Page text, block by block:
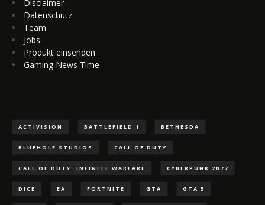
Disclaimer
Datenschutz
Team
Jobs
Produkt einsenden
Gaming News Time
ACTIVISION BATTLEFIELD 1 BETHESDA
BLUEHOLE STUDIOS CALL OF DUTY
CALL OF DUTY: INFINITE WARFARE CYBERPUNK 2077
DICE EA FORTNITE GTA GTA 5